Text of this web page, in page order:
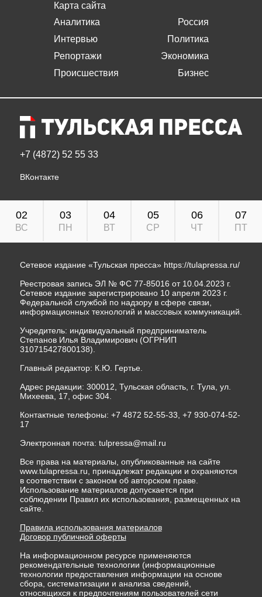
Карта сайта
Аналитика
Интервью
Репортажи
Происшествия
Россия
Политика
Экономика
Бизнес
+7 (4872) 52 55 33
ВКонтакте
02
ВС
03
ПН
04
ВТ
05
СР
06
ЧТ
07
ПТ
Сетевое издание «Тульская пресса» https://tulapressa.ru/
Реестровая запись ЭЛ № ФС 77-85016 от 10.04.2023 г.
Сетевое издание зарегистрировано 10 апреля 2023 г.
Федеральной службой по надзору в сфере связи,
информационных технологий и массовых коммуникаций.
Учредитель: индивидуальный предприниматель
Степанов Илья Владимирович (ОГРНИП
310715427800138).
Главный редактор: К.Ю. Гертье.
Адрес редакции: 300012, Тульская область, г. Тула, ул.
Михеева, 17, офис 304.
Контактные телефоны: +7 4872 52-55-33, +7 930-074-52-
17
Электронная почта: tulpressa@mail.ru
Все права на материалы, опубликованные на сайте
www.tulapressa.ru, принадлежат редакции и охраняются
в соответствии с законом об авторском праве.
Использование материалов допускается при
соблюдении Правил их использования, размещенных на
сайте.
Правила использования материалов
Договор публичной оферты
На информационном ресурсе применяются
рекомендательные технологии (информационные
технологии предоставления информации на основе
сбора, систематизации и анализа сведений,
относящихся к предпочтениям пользователей сети